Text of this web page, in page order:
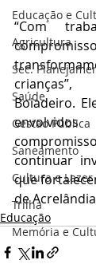
Educação e
Agricultura
Sec.
Saúde
Gestão Pública
Saneamento
Cultura e Lazer
Trilha
Memória e
“Com
Boiadeiro.
continuar
que
de
Educação